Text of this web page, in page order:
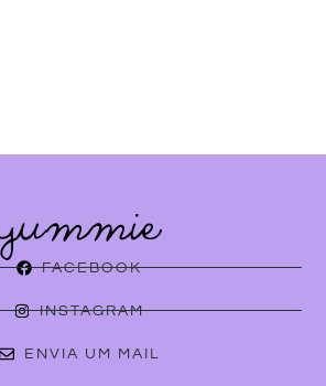
FACEBOOK
INSTAGRAM
ENVIA UM MAIL